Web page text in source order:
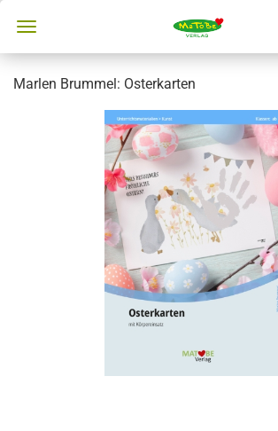
Marlen Brummel: Osterkarten